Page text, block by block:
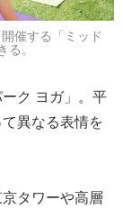
催する「ミッド
。
ク ヨガ」。平
異なる表情を
タワーや高層